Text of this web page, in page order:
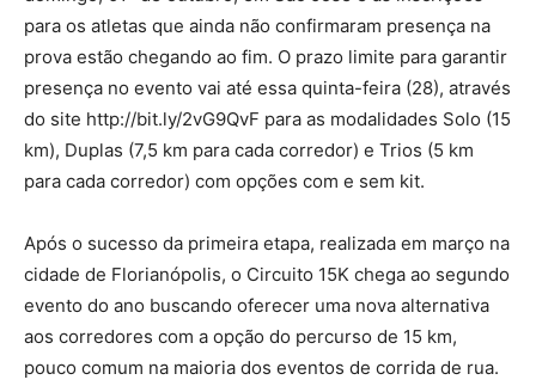
para os atletas que ainda não confirmaram presença na
prova estão chegando ao fim. O prazo limite para garantir
presença no evento vai até essa quinta-feira (28), através
do site http://bit.ly/2vG9QvF para as modalidades Solo (15
km), Duplas (7,5 km para cada corredor) e Trios (5 km
para cada corredor) com opções com e sem kit.
Após o sucesso da primeira etapa, realizada em março na
cidade de Florianópolis, o Circuito 15K chega ao segundo
evento do ano buscando oferecer uma nova alternativa
aos corredores com a opção do percurso de 15 km,
pouco comum na maioria dos eventos de corrida de rua.